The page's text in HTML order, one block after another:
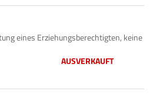
eines Erziehungsberechtigten, keine
AUSVERKAUFT